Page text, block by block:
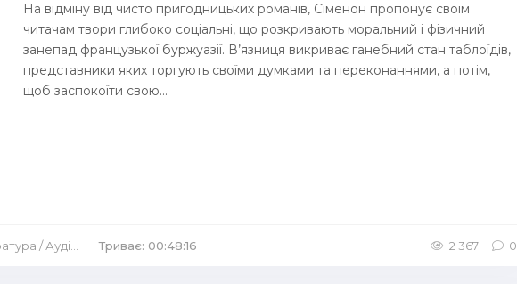
На відміну від чисто пригодницьких романів, Сіменон пропонує своїм
читачам твори глибоко соціальні, що розкривають моральний і фізичний
занепад французької буржуазії. В’язниця викриває ганебний стан таблоїдів,
представники яких торгують своїми думками та переконаннями, а потім,
щоб заспокоїти свою...
/Аудіокниги Аудіо-вистави Триває: 00:48:16 2 367 0